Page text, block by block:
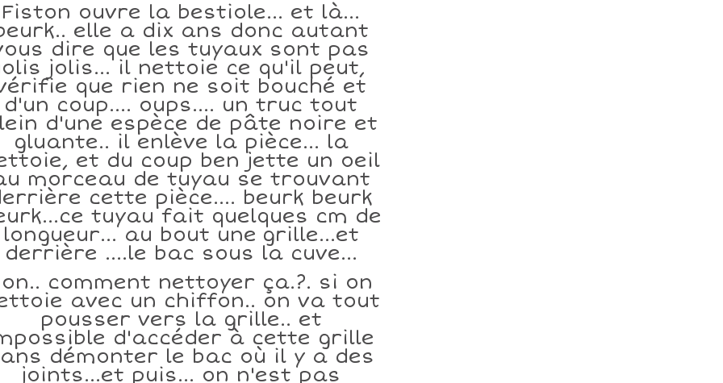
Fiston ouvre la bestiole... et là...
elle a dix ans donc autant
dire que les tuyaux sont pas
jolis... il nettoie ce qu'il peut,
que rien ne soit bouché et
d'un coup.... oups.... un truc tout
d'une espèce de pâte noire et
gluante.. il enlève la pièce... la
et du coup ben jette un oeil
morceau de tuyau se trouvant
cette pièce.... beurk beurk
tuyau fait quelques cm de
longueur... au bout une grille...et
derrière ....le bac sous la cuve...
comment nettoyer ça.?. si on
avec un chiffon.. on va tout
pousser vers la grille.. et
d'accéder à cette grille
démonter le bac où il y a des
joints...et puis... on n'est pas